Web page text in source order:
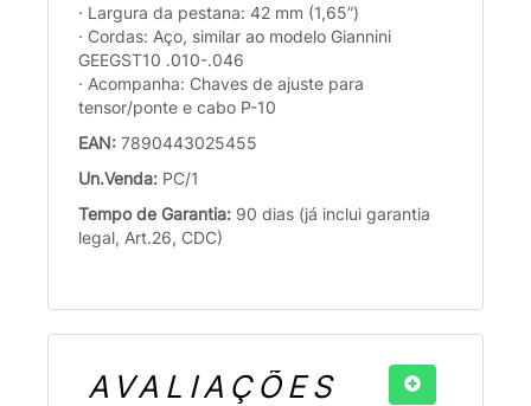
· Largura da pestana: 42 mm (1,65”)
· Cordas: Aço, similar ao modelo Giannini
GEEGST10 .010-.046
· Acompanha: Chaves de ajuste para
tensor/ponte e cabo P-10
EAN: 7890443025455
Un.Venda: PC/1
Tempo de Garantia: 90 dias (já inclui garantia
legal, Art.26, CDC)
AVALIAÇÕES